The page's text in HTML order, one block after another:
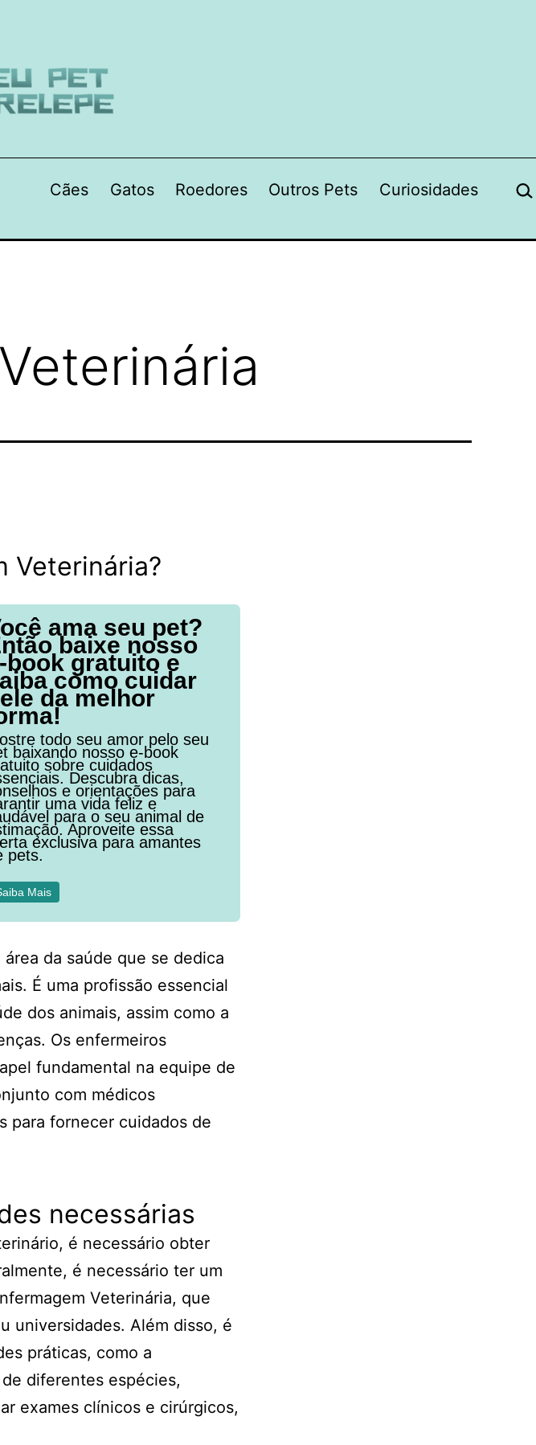
Cães Gatos Roedores Outros Pets Curiosidades
Veterinária?
ama seu pet?
baixe nosso
book gratuito e
como cuidar
da melhor
todo seu amor pelo seu
baixando nosso e-book
sobre cuidados
Descubra dicas,
e orientações para
uma vida feliz e
para o seu animal de
Aproveite essa
exclusiva para amantes
pets.
Mais
da saúde que se dedica
É uma profissão essencial
dos animais, assim como a
Os enfermeiros
fundamental na equipe de
com médicos
para fornecer cuidados de
necessárias
é necessário obter
é necessário ter um
Veterinária, que
universidades. Além disso, é
práticas, como a
diferentes espécies,
exames clínicos e cirúrgicos,